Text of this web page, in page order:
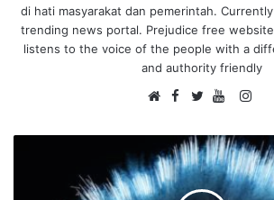
di hati masyarakat dan pemerintah.
trending news portal. Prejudice free
listens to the voice of the people with a
and authority friendly
e
b
s
i
F
c
e
b
o
w
i
t
t
o
u
T
u
I
s
t
a
g